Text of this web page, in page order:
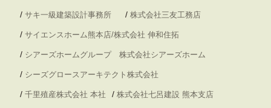
/ サキ一級建築設計事務所 / 株式会社三友工務店
/ サイエンスホーム熊本店/株式会社 伸和住拓
/ シアーズホームグループ 株式会社シアーズホーム
/ シーズグロースアーキテクト株式会社
/ 千里殖産株式会社 本社 / 株式会社七呂建設 熊本支店